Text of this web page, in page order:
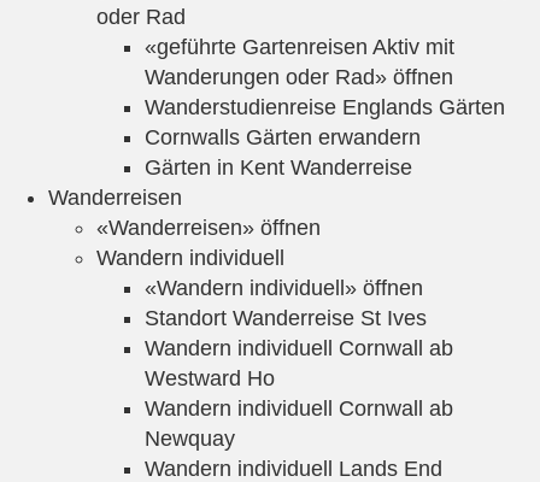
oder Rad
«geführte Gartenreisen Aktiv mit
Wanderungen oder Rad» öffnen
Wanderstudienreise Englands Gärten
Cornwalls Gärten erwandern
Gärten in Kent Wanderreise
Wanderreisen
«Wanderreisen» öffnen
Wandern individuell
«Wandern individuell» öffnen
Standort Wanderreise St Ives
Wandern individuell Cornwall ab
Westward Ho
Wandern individuell Cornwall ab
Newquay
Wandern individuell Lands End